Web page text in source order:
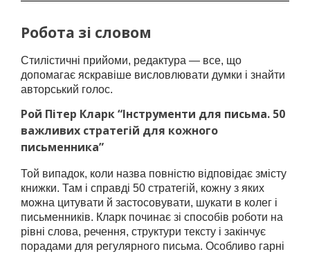
Робота зі словом
Стилістичні прийоми, редактура — все, що
допомагає яскравіше висловлювати думки і знайти
авторський голос.
Рой Пітер Кларк “Інструменти для письма. 50
важливих стратегій для кожного
письменника”
Той випадок, коли назва повністю відповідає змісту
книжки. Там і справді 50 стратегій, кожну з яких
можна цитувати й застосовувати, шукати в колег і
письменників. Кларк починає зі способів роботи на
рівні слова, речення, структури тексту і закінчує
порадами для регулярного письма. Особливо гарні